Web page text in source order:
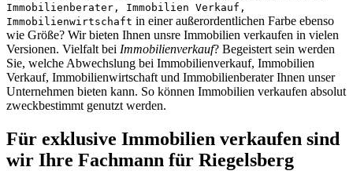
Immobilienberater, Immobilien Verkauf,
Immobilienwirtschaft in einer außerordentlichen Farbe ebenso
wie Größe? Wir bieten Ihnen unsre Immobilien verkaufen in vielen
Versionen. Vielfalt bei Immobilienverkauf? Begeistert sein werden
Sie, welche Abwechslung bei Immobilienverkauf, Immobilien
Verkauf, Immobilienwirtschaft und Immobilienberater Ihnen unser
Unternehmen bieten kann. So können Immobilien verkaufen absolut
zweckbestimmt genutzt werden.
Für exklusive Immobilien verkaufen sind
wir Ihre Fachmann für Riegelsberg